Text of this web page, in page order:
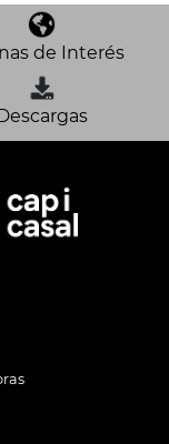
de Interés